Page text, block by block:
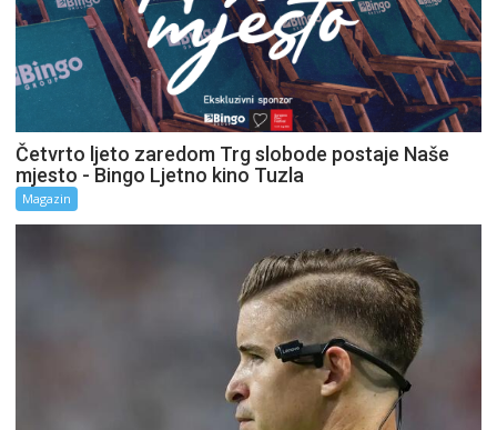
Četvrto ljeto zaredom Trg slobode postaje Naše
mjesto - Bingo Ljetno kino Tuzla
Magazin